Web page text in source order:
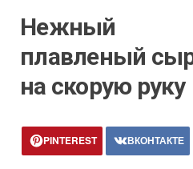
Нежный
плавленый
на скорую руку
PINTEREST ВКОНТАКТЕ